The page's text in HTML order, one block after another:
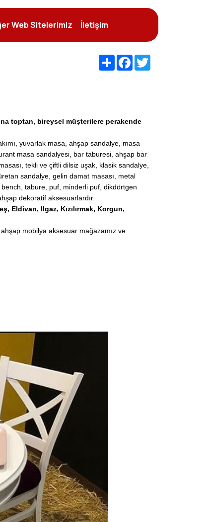
toptan, bireysel müşterilere perakende
yuvarlak masa, ahşap sandalye, masa
masa sandalyesi, bar taburesi, ahşap bar
tekli ve çiftli dilsiz uşak, klasik sandalye,
sandalye, gelin damat masası, metal
tabure, puf, minderli puf, dikdörtgen
dekoratif aksesuarlardır.
Eldivan, Ilgaz, Kızılırmak, Korgun,
mobilya aksesuar mağazamız ve
Share Facebook
Web Sitelerimiz İletişim